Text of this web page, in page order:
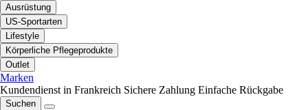
Ausrüstung
US-Sportarten
Lifestyle
Körperliche Pflegeprodukte
Outlet
Marken
Kundendienst in Frankreich Sichere Zahlung Einfache Rückgabe
Suchen